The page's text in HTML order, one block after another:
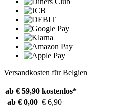
Versandkosten für Belgien
ab € 59,90 kostenlos*
ab € 0,00 € 6,90